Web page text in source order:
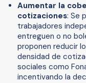
Aumentar la
cotizaciones: Se
trabajadores
entreguen o no
proponen reducir
densidad de
sociales como
incentivando la